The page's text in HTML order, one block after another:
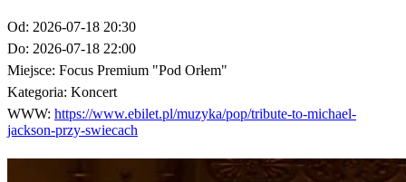
Od: 2026-07-18 20:30
Do: 2026-07-18 22:00
Miejsce: Focus Premium "Pod Orłem"
Kategoria: Koncert
WWW: https://www.ebilet.pl/muzyka/pop/tribute-to-michael-
jackson-przy-swiecach